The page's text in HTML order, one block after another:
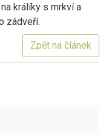
králíky s mrkví a
zádveří.
Zpět na článek